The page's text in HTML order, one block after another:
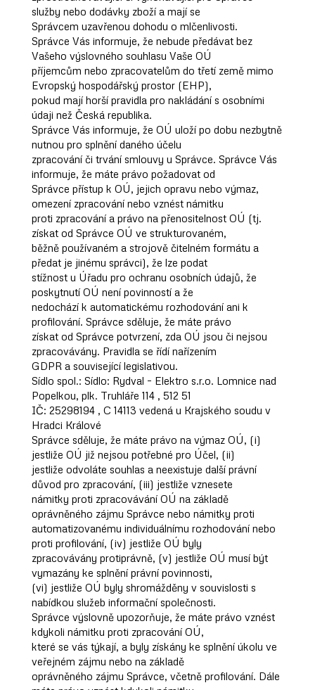
služby nebo dodávky zboží a mají se
Správcem uzavřenou dohodu o mlčenlivosti.
Správce Vás informuje, že nebude předávat bez
Vašeho výslovného souhlasu Vaše OÚ
příjemcům nebo zpracovatelům do třetí země mimo
Evropský hospodářský prostor (EHP),
pokud mají horší pravidla pro nakládání s osobními
údaji než Česká republika.
Správce Vás informuje, že OÚ uloží po dobu nezbytně
nutnou pro splnění daného účelu
zpracování či trvání smlouvy u Správce. Správce Vás
informuje, že máte právo požadovat od
Správce přístup k OÚ, jejich opravu nebo výmaz,
omezení zpracování nebo vznést námitku
proti zpracování a právo na přenositelnost OÚ (tj.
získat od Správce OÚ ve strukturovaném,
běžně používaném a strojově čitelném formátu a
předat je jinému správci), že lze podat
stížnost u Úřadu pro ochranu osobních údajů, že
poskytnutí OÚ není povinností a že
nedochází k automatickému rozhodování ani k
profilování. Správce sděluje, že máte právo
získat od Správce potvrzení, zda OÚ jsou či nejsou
zpracovávány. Pravidla se řídí nařízením
GDPR a související legislativou.
Sídlo spol.: Sídlo: Rydval – Elektro s.r.o. Lomnice nad
Popelkou, plk. Truhláře 114 , 512 51
IČ: 25298194 , C 14113 vedená u Krajského soudu v
Hradci Králové
Správce sděluje, že máte právo na výmaz OÚ, (i)
jestliže OÚ již nejsou potřebné pro Účel, (ii)
jestliže odvoláte souhlas a neexistuje další právní
důvod pro zpracování, (iii) jestliže vznesete
námitky proti zpracovávání OÚ na základě
oprávněného zájmu Správce nebo námitky proti
automatizovanému individuálnímu rozhodování nebo
proti profilování, (iv) jestliže OÚ byly
zpracovávány protiprávně, (v) jestliže OÚ musí být
vymazány ke splnění právní povinnosti,
(vi) jestliže OÚ byly shromážděny v souvislosti s
nabídkou služeb informační společnosti.
Správce výslovně upozorňuje, že máte právo vznést
kdykoli námitku proti zpracování OÚ,
které se vás týkají, a byly získány ke splnění úkolu ve
veřejném zájmu nebo na základě
oprávněného zájmu Správce, včetně profilování. Dále